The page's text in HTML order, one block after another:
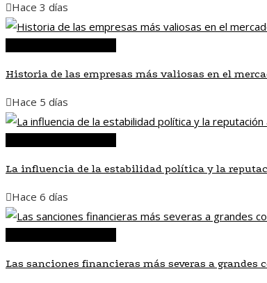
Hace 3 días
Historia de las empresas más valiosas en el
Hace 5 días
La influencia de la estabilidad política y la
Hace 6 días
Las sanciones financieras más severas a grandes